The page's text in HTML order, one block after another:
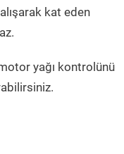
kat eden
yağı kontrolünü